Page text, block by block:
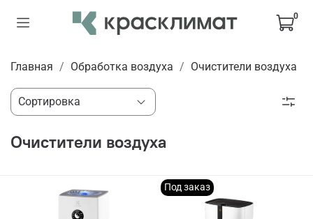
0
Главная Обработка воздуха Очистители воздуха
Очистители воздуха
Под заказ